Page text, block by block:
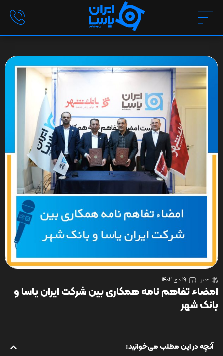
خبر 19 دی 1402
امضاء تفاهم نامه همکاری بین شرکت ایران یاسا و
بانک شهر
آنچه در این مطلب می‌خوانید: